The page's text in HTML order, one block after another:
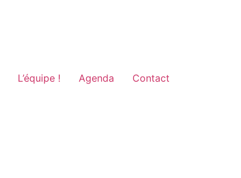
L’équipe ! Agenda Contact